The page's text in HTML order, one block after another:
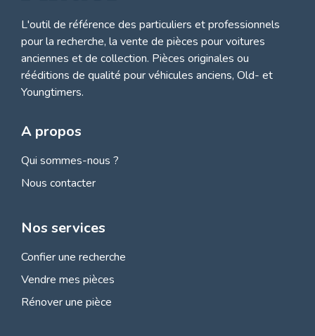
L'outil de référence des particuliers et professionnels
pour la recherche, la vente de pièces pour voitures
anciennes et de collection. Pièces originales ou
rééditions de qualité pour véhicules anciens, Old- et
Youngtimers.
A propos
Qui sommes-nous ?
Nous contacter
Nos services
Confier une recherche
Vendre mes pièces
Rénover une pièce